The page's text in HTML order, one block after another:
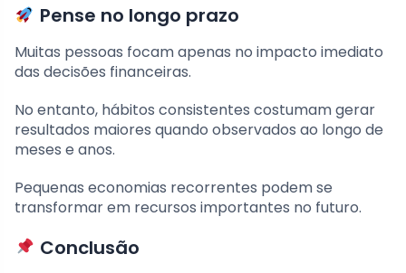
Pense no longo prazo
Muitas pessoas focam apenas no impacto imediato
das decisões financeiras.
No entanto, hábitos consistentes costumam gerar
resultados maiores quando observados ao longo de
meses e anos.
Pequenas economias recorrentes podem se
transformar em recursos importantes no futuro.
Conclusão